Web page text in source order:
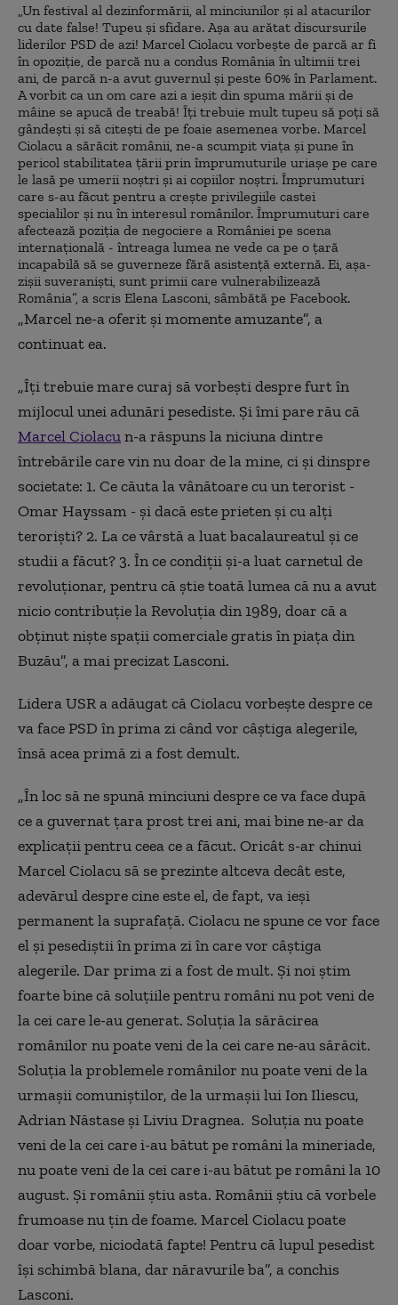
„Un festival al dezinformării, al minciunilor și al atacurilor
cu date false! Tupeu și sfidare. Așa au arătat discursurile
liderilor PSD de azi! Marcel Ciolacu vorbește de parcă ar fi
în opoziție, de parcă nu a condus România în ultimii trei
ani, de parcă n-a avut guvernul și peste 60% în Parlament.
A vorbit ca un om care azi a ieșit din spuma mării și de
mâine se apucă de treabă! Îți trebuie mult tupeu să poți să
gândești și să citești de pe foaie asemenea vorbe. Marcel
Ciolacu a sărăcit românii, ne-a scumpit viața și pune în
pericol stabilitatea țării prin împrumuturile uriașe pe care
le lasă pe umerii noștri și ai copiilor noștri. Împrumuturi
care s-au făcut pentru a crește privilegiile castei
specialilor și nu în interesul românilor. Împrumuturi care
afectează poziția de negociere a României pe scena
internațională - întreaga lumea ne vede ca pe o țară
incapabilă să se guverneze fără asistență externă. Ei, așa-
zișii suveraniști, sunt primii care vulnerabilizează
România”, a scris Elena Lasconi, sâmbătă pe Facebook.
„Marcel ne-a oferit și momente amuzante”, a
continuat ea.
„Îți trebuie mare curaj să vorbești despre furt în
mijlocul unei adunări pesediste. Și îmi pare rău că
Marcel Ciolacun-a răspuns la niciuna dintre
întrebările care vin nu doar de la mine, ci și dinspre
societate: 1. Ce căuta la vânătoare cu un terorist -
Omar Hayssam - și dacă este prieten și cu alți
teroriști? 2. La ce vârstă a luat bacalaureatul și ce
studii a făcut? 3. În ce condiții și-a luat carnetul de
revoluționar, pentru că știe toată lumea că nu a avut
nicio contribuție la Revoluția din 1989, doar că a
obținut niște spații comerciale gratis în piața din
Buzău”, a mai precizat Lasconi.
Lidera USR a adăugat că Ciolacu vorbește despre ce
va face PSD în prima zi când vor câștiga alegerile,
însă acea primă zi a fost demult.
„În loc să ne spună minciuni despre ce va face după
ce a guvernat țara prost trei ani, mai bine ne-ar da
explicații pentru ceea ce a făcut. Oricât s-ar chinui
Marcel Ciolacu să se prezinte altceva decât este,
adevărul despre cine este el, de fapt, va ieși
permanent la suprafață. Ciolacu ne spune ce vor face
el și pesediștii în prima zi în care vor câștiga
alegerile. Dar prima zi a fost de mult. Și noi știm
foarte bine că soluțiile pentru români nu pot veni de
la cei care le-au generat. Soluția la sărăcirea
românilor nu poate veni de la cei care ne-au sărăcit.
Soluția la problemele românilor nu poate veni de la
urmașii comuniștilor, de la urmașii lui Ion Iliescu,
Adrian Năstase și Liviu Dragnea. Soluția nu poate
veni de la cei care i-au bătut pe români la mineriade,
nu poate veni de la cei care i-au bătut pe români la 10
august. Și românii știu asta. Românii știu că vorbele
frumoase nu țin de foame. Marcel Ciolacu poate
doar vorbe, niciodată fapte! Pentru că lupul pesedist
își schimbă blana, dar năravurile ba”, a conchis
Lasconi.